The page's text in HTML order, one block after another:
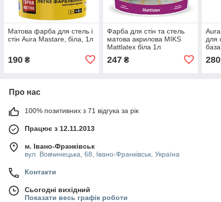
Матова фарба для стель і
стін Aura Mastare, біла, 1л
190 ₴
Фарба для стін та стель
матова акрилова MIKS
Mattlatex біла 1л
247₴
для
280
Про нас
100% позитивних з 71 відгука за рік
Працює з 12.11.2013
м. Івано-Франківськ
вул. Вовчинецька, 68, Івано-Франківськ, Україна
Контакти
Сьогодні вихідний
Показати весь графік роботи